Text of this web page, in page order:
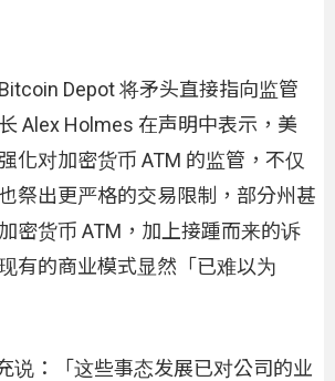
Depot 将矛头直接指向监管
Alex Holmes 在声明中表示，美
化对加密货币 ATM 的监管，不仅
祭出更严格的交易限制，部分州甚
密货币 ATM，加上接踵而来的诉
有的商业模式显然「已难以为
说：「这些事态发展已对公司的业